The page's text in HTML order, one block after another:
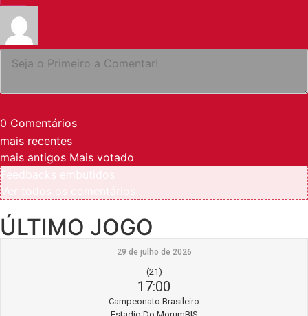
0 Comentários
mais recentes
mais antigos Mais votado
ÚLTIMO JOGO
29 de julho de 2026
(21)
17:00
Campeonato Brasileiro